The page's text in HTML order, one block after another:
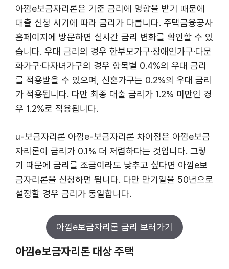
아낌e보금자리론은 기준 금리에 영향을 받기 때문에
대출 신청 시기에 따라 금리가 다릅니다. 주택금융공사
홈페이지에 방문하면 실시간 금리 변화를 확인할 수 있
습니다. 우대 금리의 경우 한부모가구·장애인가구·다문
화가구·다자녀가구의 경우 항목별 0.4%의 우대 금리
를 적용받을 수 있으며, 신혼가구는 0.2%의 우대 금리
가 적용됩니다. 다만 최종 대출 금리가 1.2% 미만인 경
우 1.2%로 적용됩니다.
u-보금자리론 아낌e-보금자리론 차이점은 아낌e보금
자리론이 금리가 0.1% 더 저렴하다는 것입니다. 그렇
기 때문에 금리를 조금이라도 낮추고 싶다면 아낌e보
금자리론을 신청하면 됩니다. 다만 만기일을 50년으로
설정할 경우 금리가 동일합니다.
아낌e보금자리론 금리 보러가기
아낌e보금자리론 대상 주택